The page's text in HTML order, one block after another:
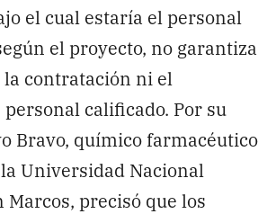
el cual estaría el personal
el proyecto, no garantiza
contratación ni el
calificado. Por su
Bravo, químico farmacéutico
Universidad Nacional
Marcos, precisó que los